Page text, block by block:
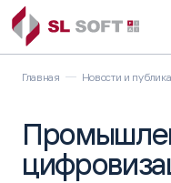
Главная Новости и